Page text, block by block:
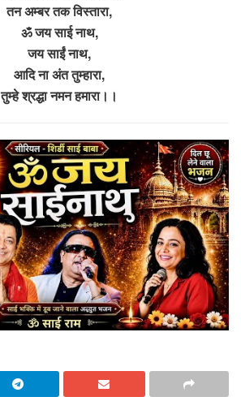
तन अम्बर तक विस्तारा,
ॐ जय साई नाथ,
जय साईं नाथ,
आदि ना अंत तुम्हारा,
तुम्हे श्रद्धा नमन हमारा।।